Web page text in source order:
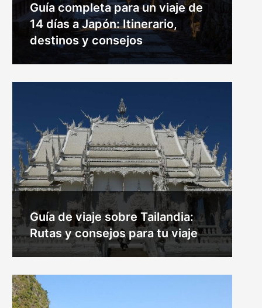
Guía completa para un viaje de
14 días a Japón: Itinerario,
destinos y consejos
Guía de viaje sobre Tailandia:
Rutas y consejos para tu viaje